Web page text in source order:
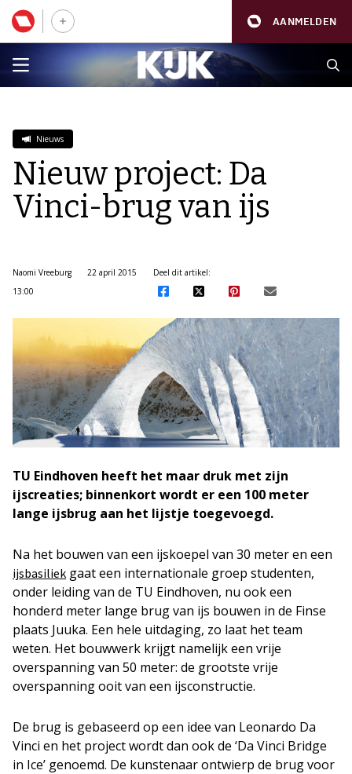
AANMELDEN
Nieuws
Nieuw project: Da
Vinci-brug van ijs
Naomi Vreeburg
22 april 2015
13:00
Deel dit artikel:
TU Eindhoven heeft het maar druk met zijn
ijscreaties; binnenkort wordt er een 100 meter
lange ijsbrug aan het lijstje toegevoegd.
Na het bouwen van een ijskoepel van 30 meter en een
ijsbasiliek gaat een internationale groep studenten,
onder leiding van de TU Eindhoven, nu ook een
honderd meter lange brug van ijs bouwen in de Finse
plaats Juuka. Een hele uitdaging, zo laat het team
weten. Het bouwwerk krijgt namelijk een vrije
overspanning van 50 meter: de grootste vrije
overspanning ooit van een ijsconstructie.
De brug is gebaseerd op een idee van Leonardo Da
Vinci en het project wordt dan ook de ‘Da Vinci Bridge
in Ice’ genoemd. De kunstenaar ontwierp de brug voor